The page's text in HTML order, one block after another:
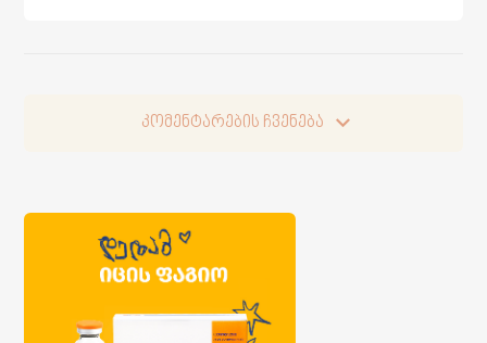
კომენტარების ჩვენება